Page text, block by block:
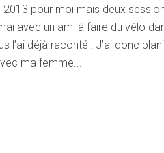
pour moi mais deux
avec un ami à faire du vélo
l’ai déjà raconté ! J’ai donc
ma femme...